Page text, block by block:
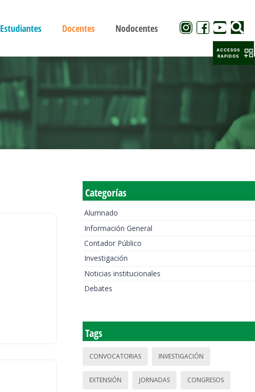
Estudiantes Docentes Nodocentes
Categorías
Alumnado
Información General
Contador Público
Investigación
Noticias institucionales
Debates
Tags
CONVOCATORIAS INVESTIGACIÓN
EXTENSIÓN JORNADAS CONGRESOS
ACCESOS
RAPIDOS